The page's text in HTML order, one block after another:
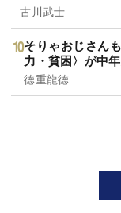
古川武士
そりゃおじさん
力・貧困〉が中
徳重龍徳